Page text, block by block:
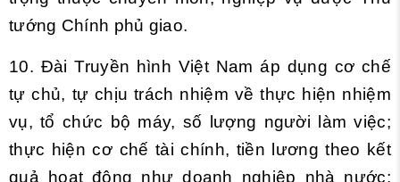
tướng Chính phủ giao.
10. Đài Truyền hình Việt Nam áp dụng cơ chế
tự chủ, tự chịu trách nhiệm về thực hiện nhiệm
vụ, tổ chức bộ máy, số lượng người làm việc;
thực hiện cơ chế tài chính, tiền lương theo kết
quả hoạt động như doanh nghiệp nhà nước;